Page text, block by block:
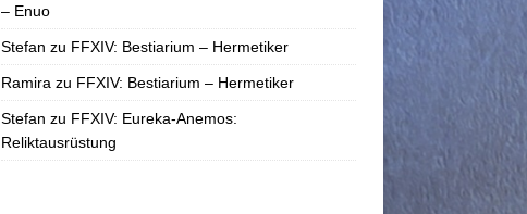
– Enuo
Stefan zu FFXIV: Bestiarium – Hermetiker
Ramira zu FFXIV: Bestiarium – Hermetiker
Stefan zu FFXIV: Eureka-Anemos:
Reliktausrüstung